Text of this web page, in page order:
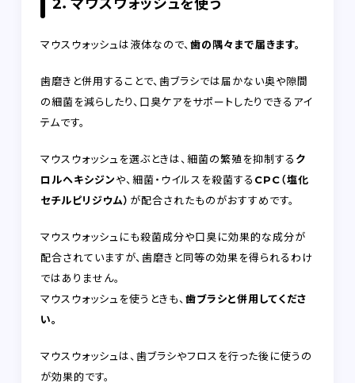
2．マウスウォッシュを使う
マウスウォッシュは液体なので、 歯の隅々まで届きます。
歯磨きと併用することで、歯ブラシでは届かない奥や隙間
の細菌を減らしたり、口臭ケアをサポートしたりできるアイ
テムです。
マウスウォッシュを選ぶときは、細菌の繁殖を抑制する ク
ロルヘキシジンや、細菌・ウイルスを殺菌する CPC（塩化
セチルピリジウム） が配合されたものがおすすめです。
マウスウォッシュにも殺菌成分や口臭に効果的な成分が
配合されていますが、歯磨きと同等の効果を得られるわけ
ではありません。
マウスウォッシュを使うときも、 歯ブラシと併用してくださ
い。
マウスウォッシュは、歯ブラシやフロスを行った後に使うの
が効果的です。